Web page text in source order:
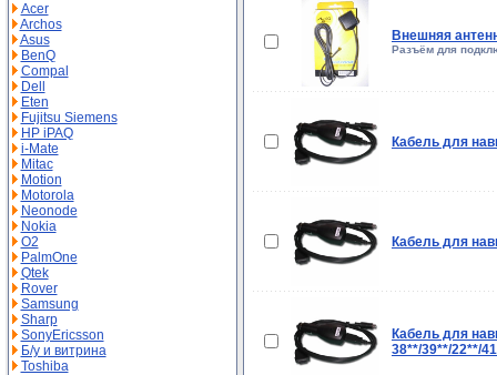
Acer
Archos
Asus
BenQ
Compal
Dell
Eten
Fujitsu Siemens
HP iPAQ
i-Mate
Mitac
Motion
Motorola
Neonode
Nokia
O2
PalmOne
Qtek
Rover
Samsung
Sharp
SonyEricsson
Б/у и витрина
Toshiba
Внешняя
Разъём для
Кабель для
Кабель для
Кабель для
38**/39**/22**/